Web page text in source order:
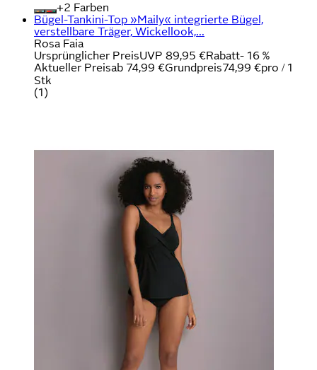
+
Farben
Bügel-Tankini-Top »Maily« integrierte Bügel,
verstellbare Träger, Wickellook,...
Rosa Faia
Ursprünglicher PreisUVP 89,95 €Rabatt- 16 %
Aktueller Preisab 74,99 €Grundpreis74,99 €pro / 1
Stk
(1)